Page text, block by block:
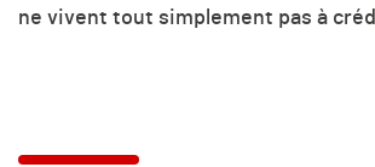
ne vivent tout simplement pas à